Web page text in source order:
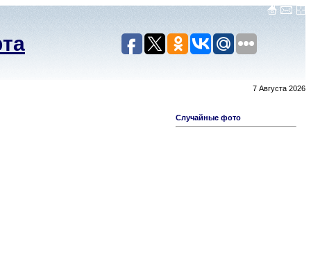
7 Августа 2026
Случайные фото